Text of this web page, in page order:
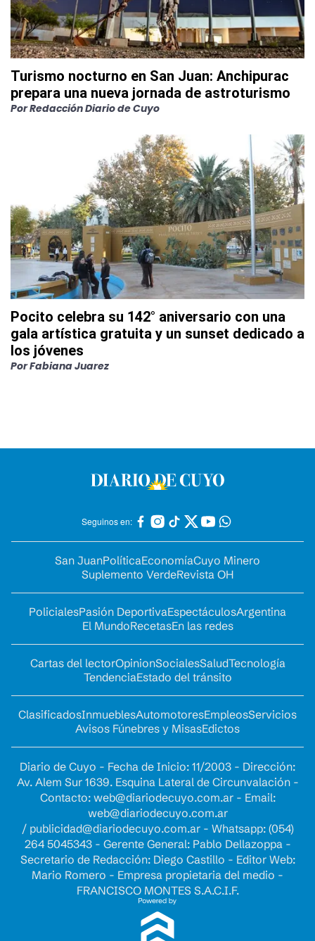
Turismo nocturno en San Juan: Anchipurac
prepara una nueva jornada de astroturismo
PorRedacción Diario de Cuyo
Pocito celebra su 142° aniversario con una
gala artística gratuita y un sunset dedicado a
los jóvenes
PorFabiana Juarez
Seguinos en:
San JuanPolíticaEconomíaCuyo Minero
Suplemento VerdeRevista OH
PolicialesPasión DeportivaEspectáculosArgentina
El MundoRecetasEn las redes
Cartas del lectorOpinionSocialesSaludTecnología
TendenciaEstado del tránsito
ClasificadosInmueblesAutomotoresEmpleosServicios
Avisos Fúnebres y MisasEdictos
Diario de Cuyo - Fecha de Inicio: 11/2003 - Dirección:
Av. Alem Sur 1639. Esquina Lateral de Circunvalación -
Contacto: web@diariodecuyo.com.ar- Email:
web@diariodecuyo.com.ar
/ publicidad@diariodecuyo.com.ar- Whatsapp: (054)
264 5045343 - Gerente General: Pablo Dellazoppa -
Secretario de Redacción: Diego Castillo - Editor Web:
Mario Romero - Empresa propietaria del medio -
FRANCISCO MONTES S.A.C.I.F.